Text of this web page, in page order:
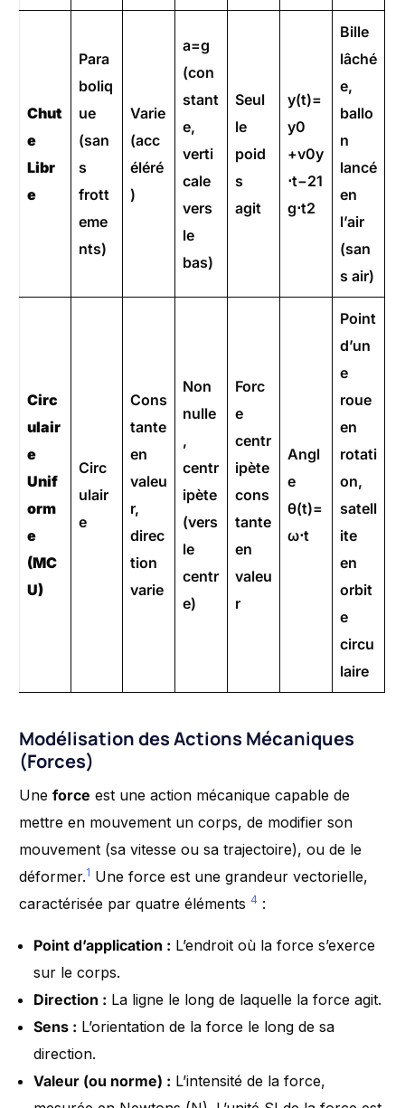
Chut
e
Libr
e
Para
boliq
ue
(san
s
frott
eme
nts)
Varie
(acc
éléré
)
a=g​
(con
stant
e,
verti
cale
vers
le
bas)
Seul
le
poid
s
agit
y(t)=
y0​
+v0y​
⋅t−21​
g⋅t2
Bille
lâché
e,
ballo
n
lancé
en
l’air
(san
s air)
Circ
ulair
e
Unif
orm
e
(MC
U)
Circ
ulair
e
Cons
tante
en
valeu
r,
direc
tion
varie
Non
nulle
,
centr
ipète
(vers
le
centr
e)
Forc
e
centr
ipète
cons
tante
en
valeu
r
Angl
e
θ(t)=
ω⋅t
Point
d’un
e
roue
en
rotati
on,
satell
ite
en
orbit
e
circu
laire
Modélisation des Actions Mécaniques
(Forces)
Uneforce est une action mécanique capable de
mettre en mouvement un corps, de modifier son
mouvement (sa vitesse ou sa trajectoire), ou de le
déformer.1 Une force est une grandeur vectorielle,
caractérisée par quatre éléments4 :
Point d’application : L’endroit où la force s’exerce
sur le corps.
Direction : La ligne le long de laquelle la force agit.
Sens : L’orientation de la force le long de sa
direction.
Valeur (ou norme) : L’intensité de la force,